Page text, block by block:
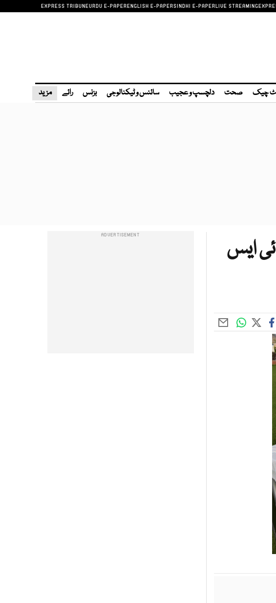
EXPRESS TRIBUNEURDU E-PAPERENGLISH E-PAPERSINDHI E-PAPERLIVE STREAMING
چیک صحت دلچسپ و عجیب سائنس و ٹیکنالوجی بزنس رائے مزید
ایس